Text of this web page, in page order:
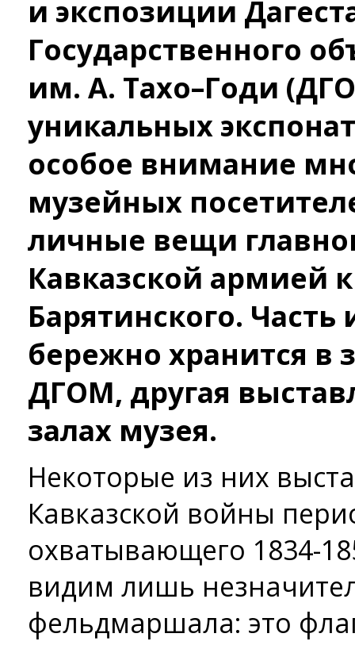
и экспозиции
Государственного
им. А. Тахо–Годи
уникальных
особое внимание
музейных
личные вещи
Кавказской армией
Барятинского.
бережно хранится в
ДГОМ, другая
залах музея.
Некоторые из них
Кавказской войны
охватывающего 1834-
видим лишь
фельдмаршала: это